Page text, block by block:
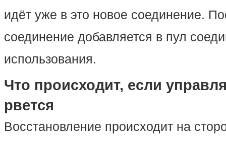
идёт уже в это новое соединение.
соединение добавляется в пул
использования.
Что происходит, если
рвется
Восстановление происходит на